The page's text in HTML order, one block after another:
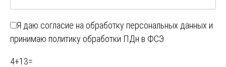
Я даю согласие на обработку персональных данных и
принимаю политику обработки ПДн в ФСЭ
4+13=